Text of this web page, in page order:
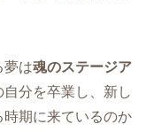
夢は魂のステージア
分を卒業し、新し
期に来ているのか